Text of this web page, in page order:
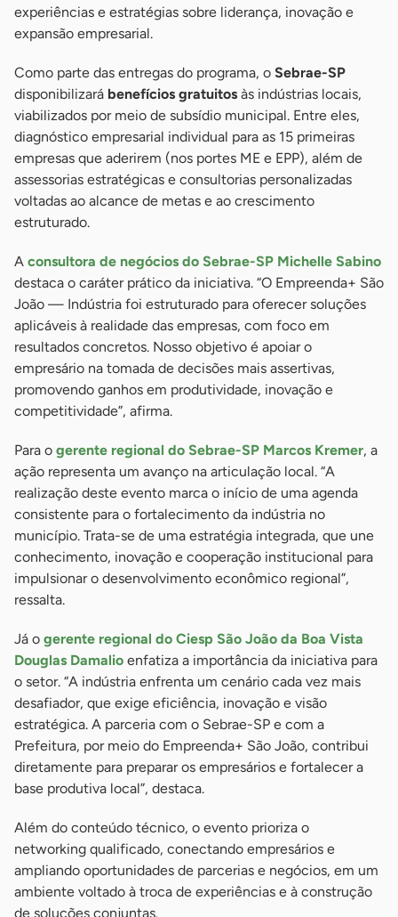
experiências e estratégias sobre liderança, inovação e
expansão empresarial.
Como parte das entregas do programa, o Sebrae-SP
disponibilizará benefícios gratuitos às indústrias locais,
viabilizados por meio de subsídio municipal. Entre eles,
diagnóstico empresarial individual para as 15 primeiras
empresas que aderirem (nos portes ME e EPP), além de
assessorias estratégicas e consultorias personalizadas
voltadas ao alcance de metas e ao crescimento
estruturado.
A consultora de negócios do Sebrae-SP Michelle Sabino
destaca o caráter prático da iniciativa. “O Empreenda+ São
João — Indústria foi estruturado para oferecer soluções
aplicáveis à realidade das empresas, com foco em
resultados concretos. Nosso objetivo é apoiar o
empresário na tomada de decisões mais assertivas,
promovendo ganhos em produtividade, inovação e
competitividade”, afirma.
Para o gerente regional do Sebrae-SP Marcos Kremer, a
ação representa um avanço na articulação local. “A
realização deste evento marca o início de uma agenda
consistente para o fortalecimento da indústria no
município. Trata-se de uma estratégia integrada, que une
conhecimento, inovação e cooperação institucional para
impulsionar o desenvolvimento econômico regional”,
ressalta.
Já o gerente regional do Ciesp São João da Boa Vista
Douglas Damalio enfatiza a importância da iniciativa para
o setor. “A indústria enfrenta um cenário cada vez mais
desafiador, que exige eficiência, inovação e visão
estratégica. A parceria com o Sebrae-SP e com a
Prefeitura, por meio do Empreenda+ São João, contribui
diretamente para preparar os empresários e fortalecer a
base produtiva local”, destaca.
Além do conteúdo técnico, o evento prioriza o
networking qualificado, conectando empresários e
ampliando oportunidades de parcerias e negócios, em um
ambiente voltado à troca de experiências e à construção
de soluções conjuntas.